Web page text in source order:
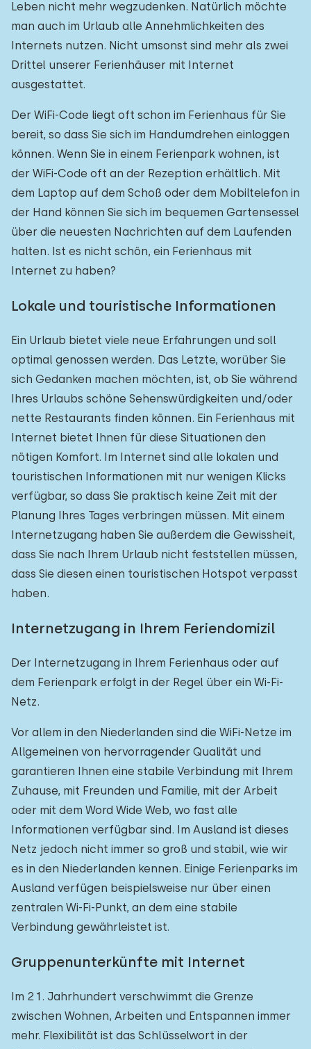
Leben nicht mehr wegzudenken. Natürlich möchte
man auch im Urlaub alle Annehmlichkeiten des
Internets nutzen. Nicht umsonst sind mehr als zwei
Drittel unserer Ferienhäuser mit Internet
ausgestattet.
Der WiFi-Code liegt oft schon im Ferienhaus für Sie
bereit, so dass Sie sich im Handumdrehen einloggen
können. Wenn Sie in einem Ferienpark wohnen, ist
der WiFi-Code oft an der Rezeption erhältlich. Mit
dem Laptop auf dem Schoß oder dem Mobiltelefon in
der Hand können Sie sich im bequemen Gartensessel
über die neuesten Nachrichten auf dem Laufenden
halten. Ist es nicht schön, ein Ferienhaus mit
Internet zu haben?
Lokale und touristische Informationen
Ein Urlaub bietet viele neue Erfahrungen und soll
optimal genossen werden. Das Letzte, worüber Sie
sich Gedanken machen möchten, ist, ob Sie während
Ihres Urlaubs schöne Sehenswürdigkeiten und/oder
nette Restaurants finden können. Ein Ferienhaus mit
Internet bietet Ihnen für diese Situationen den
nötigen Komfort. Im Internet sind alle lokalen und
touristischen Informationen mit nur wenigen Klicks
verfügbar, so dass Sie praktisch keine Zeit mit der
Planung Ihres Tages verbringen müssen. Mit einem
Internetzugang haben Sie außerdem die Gewissheit,
dass Sie nach Ihrem Urlaub nicht feststellen müssen,
dass Sie diesen einen touristischen Hotspot verpasst
haben.
Internetzugang in Ihrem Feriendomizil
Der Internetzugang in Ihrem Ferienhaus oder auf
dem Ferienpark erfolgt in der Regel über ein Wi-Fi-
Netz.
Vor allem in den Niederlanden sind die WiFi-Netze im
Allgemeinen von hervorragender Qualität und
garantieren Ihnen eine stabile Verbindung mit Ihrem
Zuhause, mit Freunden und Familie, mit der Arbeit
oder mit dem Word Wide Web, wo fast alle
Informationen verfügbar sind. Im Ausland ist dieses
Netz jedoch nicht immer so groß und stabil, wie wir
es in den Niederlanden kennen. Einige Ferienparks im
Ausland verfügen beispielsweise nur über einen
zentralen Wi-Fi-Punkt, an dem eine stabile
Verbindung gewährleistet ist.
Gruppenunterkünfte mit Internet
Im 21. Jahrhundert verschwimmt die Grenze
zwischen Wohnen, Arbeiten und Entspannen immer
mehr. Flexibilität ist das Schlüsselwort in der